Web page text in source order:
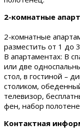
2-комнатные
2-комнатные
разместить от 1 до
В апартаментах: В
или две
стол, в гостиной –
столиком,
телевизор,
фен, набор
Контактная